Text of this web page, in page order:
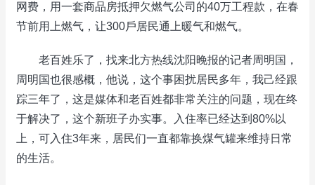
网费，用一套商品房抵押欠燃气公司的40万工程款，在春
节前用上燃气，让300戶居民通上暖气和燃气。
老百姓乐了，找来北方热线沈阳晚报的记者周明国，
周明国也很感概，他说，这个事困扰居民多年，我己经跟
踪三年了，这是媒体和老百姓都非常关注的问题，现在终
于解决了，这个新班子办实事。入住率已经达到80%以
上，可入住3年来，居民们一直都靠换煤气罐来维持日常
的生活。